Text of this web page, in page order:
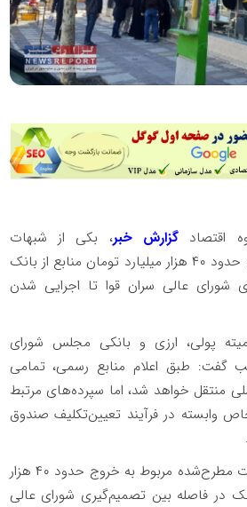
اقتصادگزارش خبر، بکی از شبهات
مطرح‌شده مربوط به خروج حدود ۴۰ هزار میلیارد تومان منابع از بانک
شورای عالی سران قوا تا اجرایی شدن
پولی، ارزی و بانکی مجلس شورای
گفت: طبق اعلام منابع رسمی، تمامی
منتقل خواهد شد، اما سپرده‌های مرتبط
وابسته در فرآیند تعیین‌تکلیف صندوق
در عین حال، یکی از شبهات مطرح‌شده مربوط به خروج حدود ۴۰ هزار
در فاصله بین تصمیم‌گیری شورای عالی